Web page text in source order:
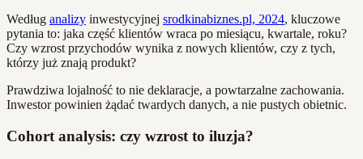
Według analizy inwestycyjnej srodkinabiznes.pl, 2024, kluczowe
pytania to: jaka część klientów wraca po miesiącu, kwartale, roku?
Czy wzrost przychodów wynika z nowych klientów, czy z tych,
którzy już znają produkt?
Prawdziwa lojalność to nie deklaracje, a powtarzalne zachowania.
Inwestor powinien żądać twardych danych, a nie pustych obietnic.
Cohort analysis: czy wzrost to iluzja?